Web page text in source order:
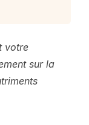
votre
sur la